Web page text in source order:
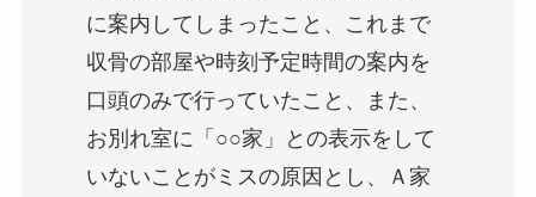
に案内してしまったこと、これまで
収骨の部屋や時刻予定時間の案内を
口頭のみで行っていたこと、また、
お別れ室に「○○家」との表示をして
いないことがミスの原因とし、Ａ家